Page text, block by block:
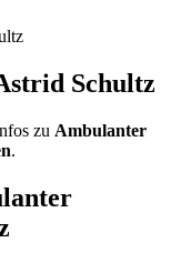
Schultz
zu Ambulanter
.